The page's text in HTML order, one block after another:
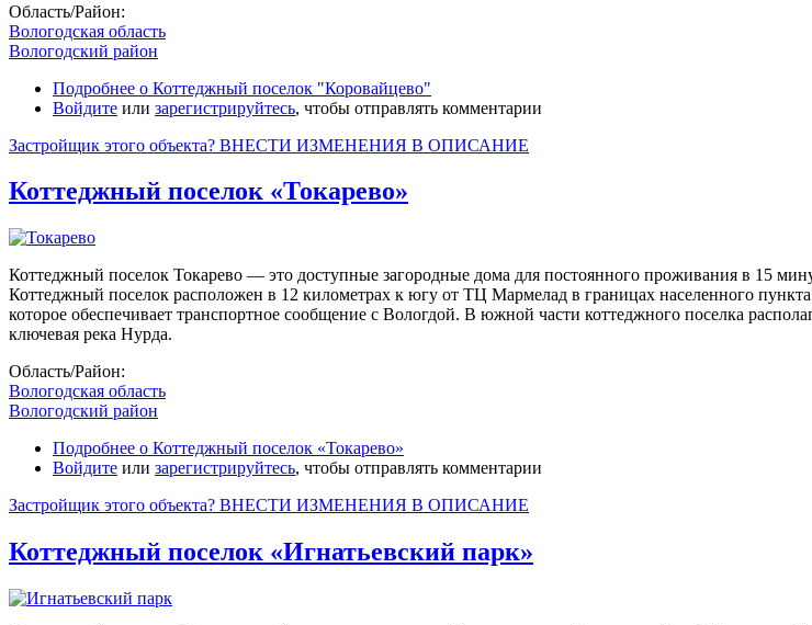
Область/Район:
Вологодская область
Вологодский район
Подробнее о Коттеджный поселок "Коровайцево"
Войдите или зарегистрируйтесь, чтобы отправлять комментарии
Застройщик этого объекта? ВНЕСТИ ИЗМЕНЕНИЯ В ОПИСАНИЕ
Коттеджный поселок «Токарево»
Коттеджный поселок Токарево — это доступные загородные дома для постоянного проживания в 15
Коттеджный поселок расположен в 12 километрах к югу от ТЦ Мармелад в границах населенного
которое обеспечивает транспортное сообщение с Вологдой. В южной части коттеджного поселка
ключевая река Нурда.
Область/Район:
Вологодская область
Вологодский район
Подробнее о Коттеджный поселок «Токарево»
Войдите или зарегистрируйтесь, чтобы отправлять комментарии
Застройщик этого объекта? ВНЕСТИ ИЗМЕНЕНИЯ В ОПИСАНИЕ
Коттеджный поселок «Игнатьевский парк»